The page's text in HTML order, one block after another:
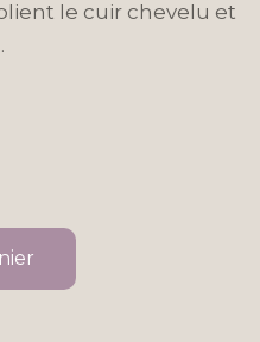
le cuir chevelu et